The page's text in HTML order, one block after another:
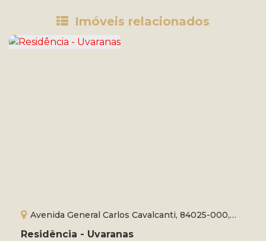
Imóveis relacionados
Residência - Uvaranas
Avenida General Carlos Cavalcanti, 84025-000,
Uvaranas, Ponta Grossa, Paraná, Brasil